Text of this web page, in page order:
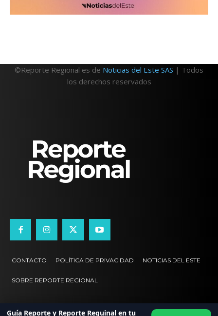
©Reporte Regional es de Noticias del Este SAS | Todos
los derechos reservados
CONTACTO POLÍTICA DE PRIVACIDAD NOTICIAS DEL ESTE
SOBRE REPORTE REGIONAL
Guía Reporte y Reporte Reguinal en tu